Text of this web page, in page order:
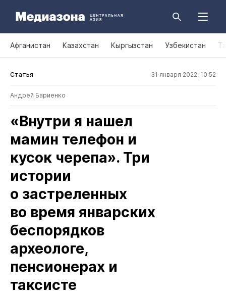
Афганистан Казахстан Кыргызстан Узбекистан
Статья 31 января 2022, 10:52
Андрей Бариенко
«Внутри я нашел
мамин телефон и
кусок черепа». Три
истории
о застреленных
во время январских
беспорядков
археологе,
пенсионерах и
таксисте